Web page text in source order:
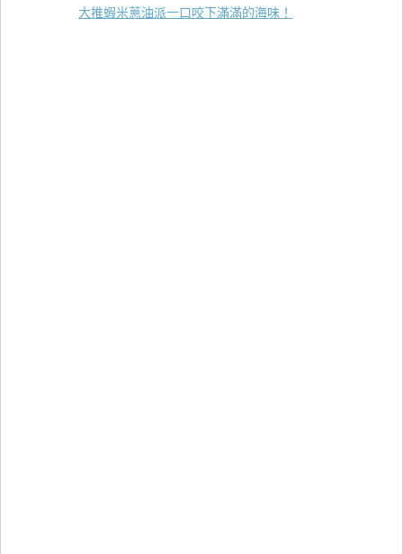
大推蝦米蔥油派一口咬下滿滿的海味！